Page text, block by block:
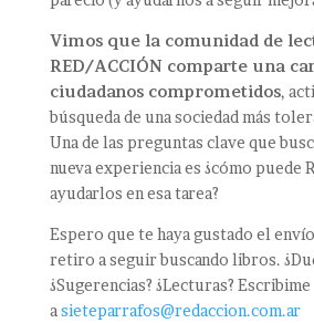
Vimos que la comunidad de
RED/ACCIÓN comparte una
ciudadanos comprometidos,
búsqueda de una sociedad más
Una de las preguntas clave que
nueva experiencia es ¿cómo puede
ayudarlos en esa tarea?
Espero que te haya gustado el
retiro a seguir buscando libros.
¿Sugerencias? ¿Lecturas? Escribime
asieteparrafos@redaccion.com.ar